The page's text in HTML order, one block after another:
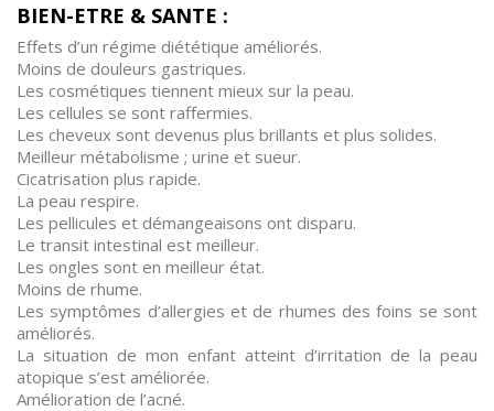
BIEN-ETRE & SANTE :
Effets d’un régime diététique améliorés.
Moins de douleurs gastriques.
Les cosmétiques tiennent mieux sur la peau.
Les cellules se sont raffermies.
Les cheveux sont devenus plus brillants et plus solides.
Meilleur métabolisme ; urine et sueur.
Cicatrisation plus rapide.
La peau respire.
Les pellicules et démangeaisons ont disparu.
Le transit intestinal est meilleur.
Les ongles sont en meilleur état.
Moins de rhume.
Les symptômes d’allergies et de rhumes des foins se sont
améliorés.
La situation de mon enfant atteint d’irritation de la peau
atopique s’est améliorée.
Amélioration de l’acné.